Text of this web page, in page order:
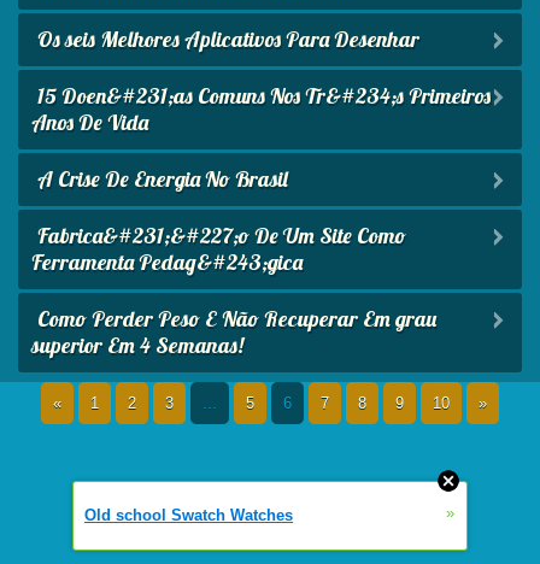
Os seis Melhores Aplicativos Para Desenhar
15 Doen&#231;as Comuns Nos Tr&#234;s Primeiros
Anos De Vida
A Crise De Energia No Brasil
Fabrica&#231;&#227;o De Um Site Como
Ferramenta Pedag&#243;gica
Como Perder Peso E Não Recuperar Em grau
superior Em 4 Semanas!
« 1 2 3 ... 5 6 7 8 9 10 »
Old school Swatch Watches »